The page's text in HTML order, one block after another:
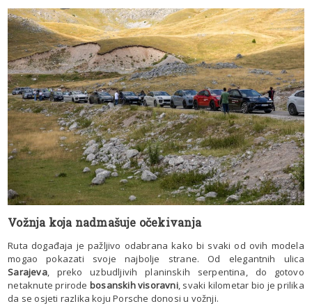
Vožnja koja nadmašuje očekivanja
Ruta događaja je pažljivo odabrana kako bi svaki od ovih modela
mogao pokazati svoje najbolje strane. Od elegantnih ulica
Sarajeva, preko uzbudljivih planinskih serpentina, do gotovo
netaknute prirode bosanskih visoravni, svaki kilometar bio je prilika
da se osjeti razlika koju Porsche donosi u vožnji.